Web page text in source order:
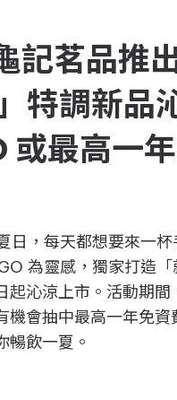
記茗品推
特調新品
或最高一
，每天都想要來一
為靈感，獨家打造
起沁涼上市。活動期
機會抽中最高一年免
暢飲一夏。